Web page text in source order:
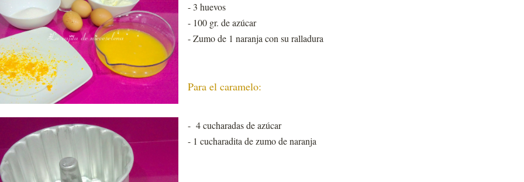
- 3 huevos
- 100 gr. de azúcar
- Zumo de 1 naranja con su ralladura
Para el caramelo:
- 4 cucharadas de azúcar
- 1 cucharadita de zumo de naranja